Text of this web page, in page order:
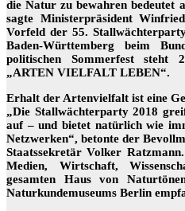
die Natur zu bewahren bedeutet
sagte Ministerpräsident
Vorfeld der 55.
Baden-Württemberg beim
politischen Sommerfest
„ARTEN VIELFALT LEBEN“.
Erhalt der Artenvielfalt ist eine
„Die Stallwächterparty 2018
auf – und bietet natürlich wie
Netzwerken“, betonte der
Staatssekretär Volker
Medien, Wirtschaft,
gesamten Haus von
Naturkundemuseums Berlin